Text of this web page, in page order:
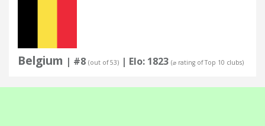
Belgium | #8 (out of 53) | Elo: 1823 (⌀ rating of Top 10 clubs)